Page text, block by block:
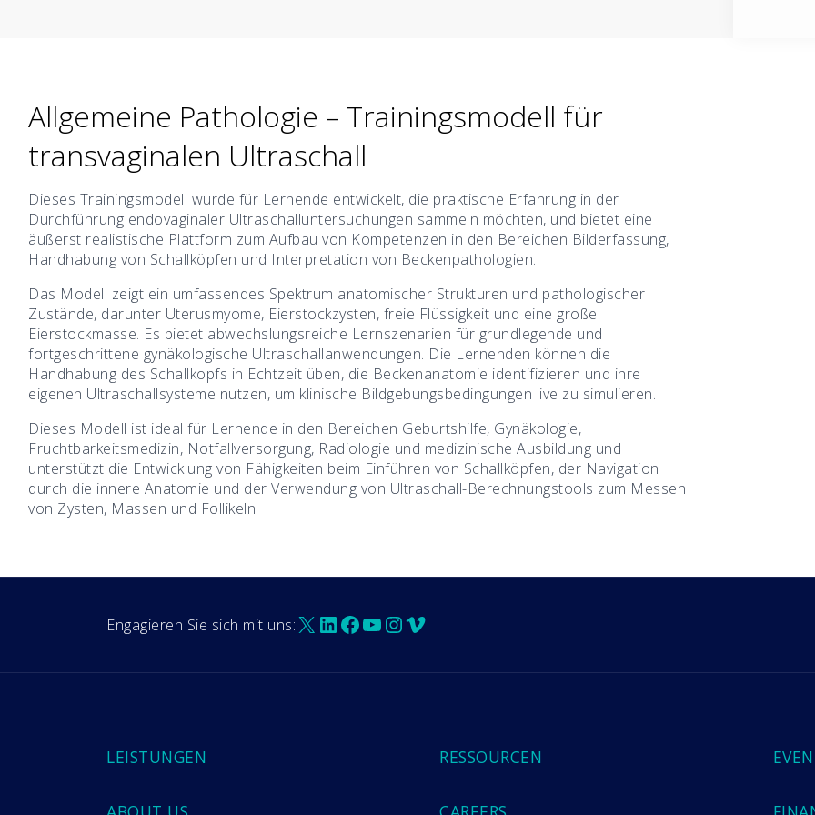
Allgemeine Pathologie – Trainingsmodell für
transvaginalen Ultraschall
Dieses Trainingsmodell wurde für Lernende entwickelt, die praktische Erfahrung in der
Durchführung endovaginaler Ultraschalluntersuchungen sammeln möchten, und bietet eine
äußerst realistische Plattform zum Aufbau von Kompetenzen in den Bereichen Bilderfassung,
Handhabung von Schallköpfen und Interpretation von Beckenpathologien.
Das Modell zeigt ein umfassendes Spektrum anatomischer Strukturen und pathologischer
Zustände, darunter Uterusmyome, Eierstockzysten, freie Flüssigkeit und eine große
Eierstockmasse. Es bietet abwechslungsreiche Lernszenarien für grundlegende und
fortgeschrittene gynäkologische Ultraschallanwendungen. Die Lernenden können die
Handhabung des Schallkopfs in Echtzeit üben, die Beckenanatomie identifizieren und ihre
eigenen Ultraschallsysteme nutzen, um klinische Bildgebungsbedingungen live zu simulieren.
Dieses Modell ist ideal für Lernende in den Bereichen Geburtshilfe, Gynäkologie,
Fruchtbarkeitsmedizin, Notfallversorgung, Radiologie und medizinische Ausbildung und
unterstützt die Entwicklung von Fähigkeiten beim Einführen von Schallköpfen, der Navigation
durch die innere Anatomie und der Verwendung von Ultraschall-Berechnungstools zum Messen
von Zysten, Massen und Follikeln.
Engagieren Sie sich mit uns:X LinkedIn
Facebook
YouTube
Instagram
Vimeo
LEISTUNGEN RESSOURCEN